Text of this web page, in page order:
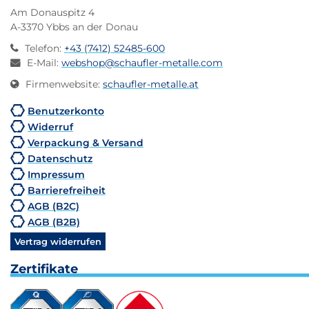
Am Donauspitz 4
A-3370 Ybbs an der Donau
Telefon: +43 (7412) 52485-600
E-Mail: webshop@schaufler-metalle.com
Firmenwebsite: schaufler-metalle.at
Benutzerkonto
Widerruf
Verpackung & Versand
Datenschutz
Impressum
Barrierefreiheit
AGB (B2C)
AGB (B2B)
Vertrag widerrufen
Zertifikate